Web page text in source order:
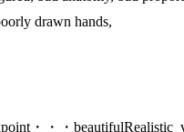
drawn hands,
・・・